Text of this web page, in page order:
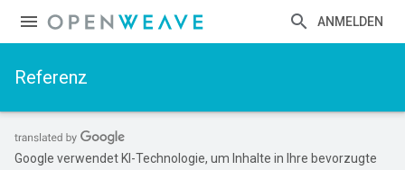
ANMELDEN
Referenz
Google verwendet KI-Technologie, um Inhalte in Ihre bevorzugte